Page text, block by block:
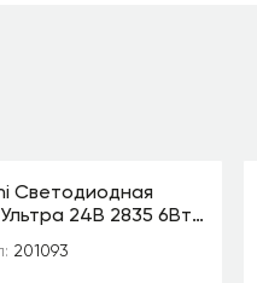
Светодиодная
24В 2835 6Вт/
201093